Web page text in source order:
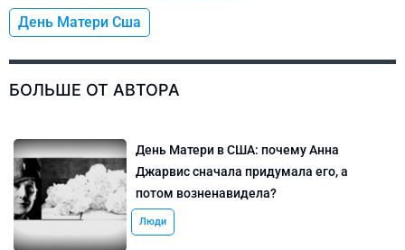
День Матери Сша
БОЛЬШЕ ОТ АВТОРА
День Матери в США: почему Анна
Джарвис сначала придумала его, а
потом возненавидела?
Люди